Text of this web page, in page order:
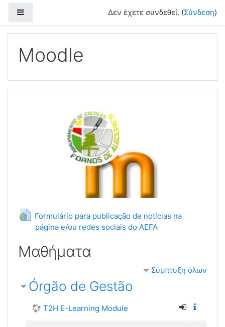
Δεν έχετε συνδεθεί. (Σύνδεση)
Moodle
Formulário para publicação de notícias na
página e/ou redes sociais do AEFAΔιεύθυνση URL
Μαθήματα
Σύμπτυξη όλων
Órgão de Gestão
T2H E-Learning Module